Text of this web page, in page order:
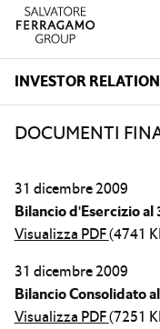
Salta alla navigazione
Salta al contenuto principale
Salta al piè di pagina
INVESTOR
DOCUMENTI
31 dicembre 2009
Bilancio d'Esercizio al
Visualizza PDF(4741
31 dicembre 2009
Bilancio Consolidato
Visualizza PDF(7251